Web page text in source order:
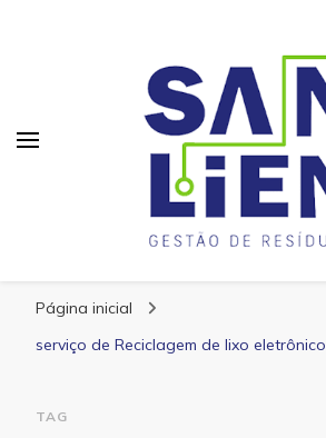
Página inicial
serviço de Reciclagem de lixo eletrônico
TAG